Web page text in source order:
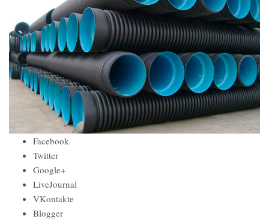
Facebook
Twitter
Google+
LiveJournal
VKontakte
Blogger